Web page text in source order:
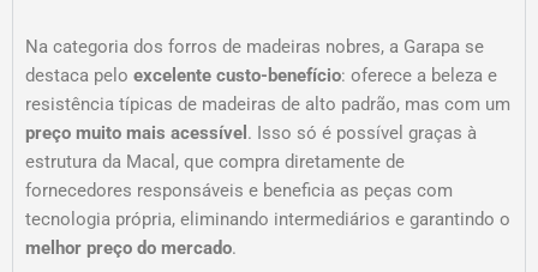
Na categoria dos forros de madeiras nobres, a Garapa se
destaca pelo excelente custo-benefício: oferece a beleza e
resistência típicas de madeiras de alto padrão, mas com um
preço muito mais acessível . Isso só é possível graças à
estrutura da Macal, que compra diretamente de
fornecedores responsáveis e beneficia as peças com
tecnologia própria, eliminando intermediários e garantindo o
melhor preço do mercado.